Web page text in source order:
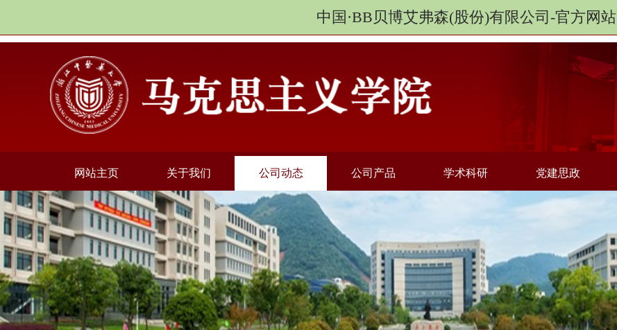
中国·BB贝博艾弗森(股份)有限公司-官方网站
网站主页 关于我们 公司动态 公司产品 学术科研 党建思政